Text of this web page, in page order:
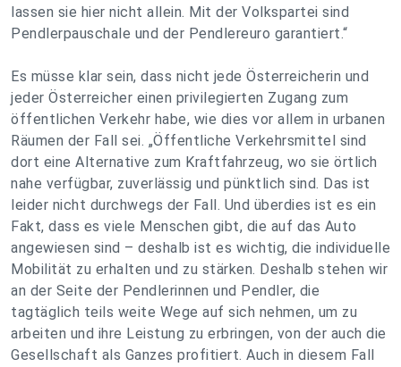
lassen sie hier nicht allein. Mit der Volkspartei sind
Pendlerpauschale und der Pendlereuro garantiert.“
Es müsse klar sein, dass nicht jede Österreicherin und
jeder Österreicher einen privilegierten Zugang zum
öffentlichen Verkehr habe, wie dies vor allem in urbanen
Räumen der Fall sei. „Öffentliche Verkehrsmittel sind
dort eine Alternative zum Kraftfahrzeug, wo sie örtlich
nahe verfügbar, zuverlässig und pünktlich sind. Das ist
leider nicht durchwegs der Fall. Und überdies ist es ein
Fakt, dass es viele Menschen gibt, die auf das Auto
angewiesen sind – deshalb ist es wichtig, die individuelle
Mobilität zu erhalten und zu stärken. Deshalb stehen wir
an der Seite der Pendlerinnen und Pendler, die
tagtäglich teils weite Wege auf sich nehmen, um zu
arbeiten und ihre Leistung zu erbringen, von der auch die
Gesellschaft als Ganzes profitiert. Auch in diesem Fall